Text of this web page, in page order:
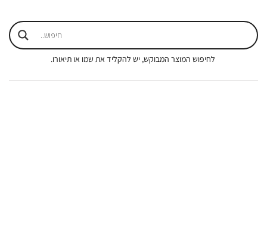
לחיפוש המוצר המבוקש, יש להקליד את שמו או תיאורו.